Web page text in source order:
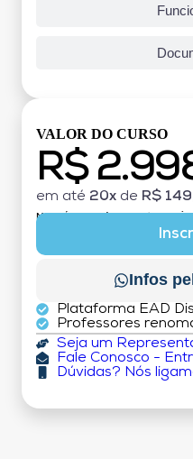
VALOR DO CURSO
R$
em até 20x de R$
MATRÍCULA:
Infos
Plataforma EAD
Professores
Seja um
Fale Conosco -
Dúvidas? Nós